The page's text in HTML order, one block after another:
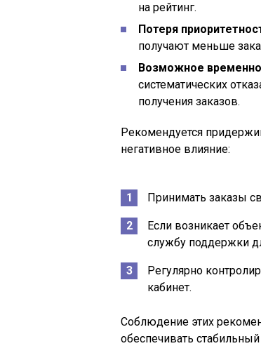
на рейтинг.
Потеря
получают меньше
Возможное
систематических
получения заказов.
Рекомендуется
негативное влияние:
Принимать заказы
Если возникает
службу поддержки
Регулярно
кабинет.
Соблюдение этих
обеспечивать